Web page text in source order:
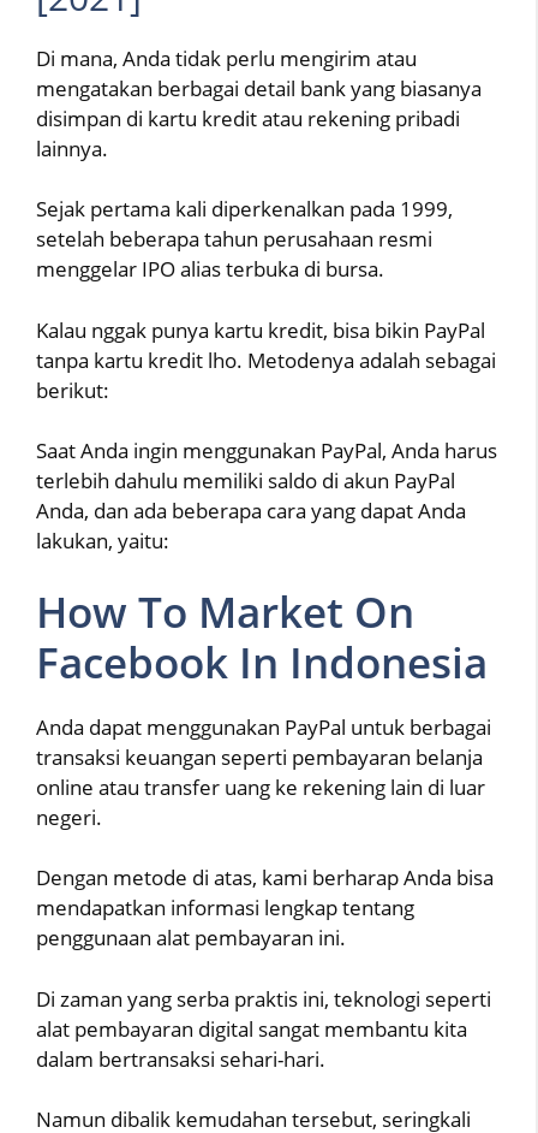
Di mana, Anda tidak perlu mengirim atau
mengatakan berbagai detail bank yang biasanya
disimpan di kartu kredit atau rekening pribadi
lainnya.
Sejak pertama kali diperkenalkan pada 1999,
setelah beberapa tahun perusahaan resmi
menggelar IPO alias terbuka di bursa.
Kalau nggak punya kartu kredit, bisa bikin PayPal
tanpa kartu kredit lho. Metodenya adalah sebagai
berikut:
Saat Anda ingin menggunakan PayPal, Anda harus
terlebih dahulu memiliki saldo di akun PayPal
Anda, dan ada beberapa cara yang dapat Anda
lakukan, yaitu:
How To Market On
Facebook In Indonesia
Anda dapat menggunakan PayPal untuk berbagai
transaksi keuangan seperti pembayaran belanja
online atau transfer uang ke rekening lain di luar
negeri.
Dengan metode di atas, kami berharap Anda bisa
mendapatkan informasi lengkap tentang
penggunaan alat pembayaran ini.
Di zaman yang serba praktis ini, teknologi seperti
alat pembayaran digital sangat membantu kita
dalam bertransaksi sehari-hari.
Namun dibalik kemudahan tersebut, seringkali